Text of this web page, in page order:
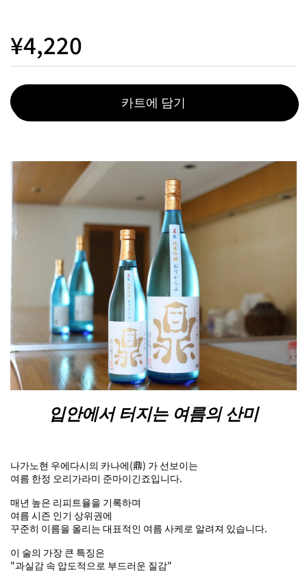
¥4,220
카트에 담기
입안에서 터지는 여름의 산미
나가노현 우에다시의 카나에(鼎) 가 선보이는
여름 한정 오리가라미 준마이긴죠입니다.
매년 높은 리피트율을 기록하며
여름 시즌 인기 상위권에
꾸준히 이름을 올리는 대표적인 여름 사케로 알려져 있습니다.
이 술의 가장 큰 특징은
"과실감 속 압도적으로 부드러운 질감"